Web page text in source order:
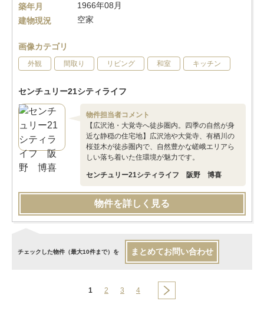
築年月
1966年08月
建物現況
空家
画像カテゴリ
外観 間取り リビング 和室 キッチン
センチュリー21シティライフ
物件担当者コメント
【広沢池・大覚寺へ徒歩圏内。四季の自然が身
近な静穏の住宅地】広沢池や大覚寺、有栖川の
桜並木が徒歩圏内で、自然豊かな嵯峨エリアら
しい落ち着いた住環境が魅力です。
センチュリー21シティライフ 阪野 博喜
物件を詳しく見る
チェックした物件（最大10件まで）を まとめてお問い合わせ
1 2 3 4